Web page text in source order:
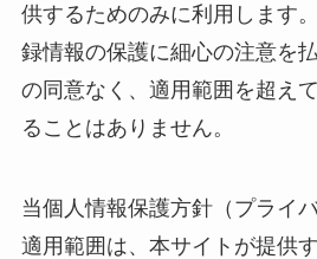
供するためのみに利用します
録情報の保護に細心の注意を
の同意なく、適用範囲を超え
ることはありません。
当個人情報保護方針（プライ
適用範囲は、本サイトが提供